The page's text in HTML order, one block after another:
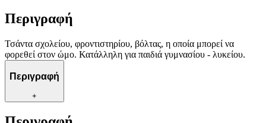
Περιγραφή
Τσάντα σχολείου, φροντιστηρίου, βόλτας, η οποία μπορεί να
φορεθεί στον ώμο. Κατάλληλη για παιδιά γυμνασίου - λυκείου.
Περιγραφή
+